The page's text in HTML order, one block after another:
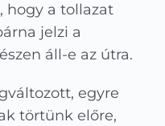
hogy a tollazat
jelzi a
áll-e az útra.
egyre
törtünk előre,